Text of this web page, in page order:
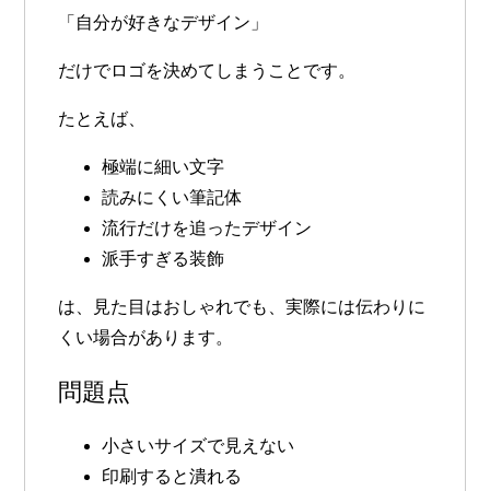
「自分が好きなデザイン」
だけでロゴを決めてしまうことです。
たとえば、
極端に細い文字
読みにくい筆記体
流行だけを追ったデザイン
派手すぎる装飾
は、見た目はおしゃれでも、実際には伝わりに
くい場合があります。
問題点
小さいサイズで見えない
印刷すると潰れる